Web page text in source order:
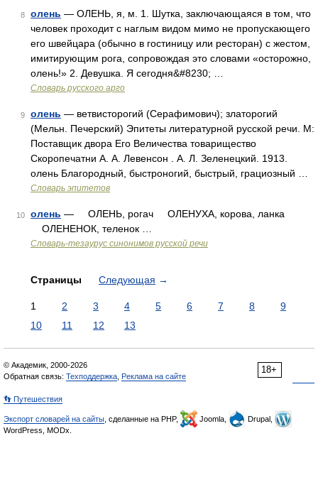
8 олень — ОЛЕНЬ, я, м. 1. Шутка, заключающаяся в том, что
человек проходит с наглым видом мимо не пропускающего
его швейцара (обычно в гостиницу или ресторан) с жестом,
имитирующим рога, сопровождая это словами «осторожно,
олень!» 2. Девушка. Я сегодня&#8230; …
Словарь русского арго
9 олень — ветвисторогий (Серафимович); златорогий
(Мельн. Печерский) Эпитеты литературной русской речи. М:
Поставщик двора Его Величества товарищество
Скоропечатни А. А. Левенсон . А. Л. Зеленецкий. 1913.
олень Благородный, быстроногий, быстрый, грациозный …
Словарь эпитетов
10 олень — ОЛЕНЬ, рогач ОЛЕНУХА, корова, ланка
ОЛЕНЕНОК, теленок …
Словарь-тезаурус синонимов русской речи
Страницы Следующая →
1 2 3 4 5 6 7 8
9
10
11 12 13
18+
© Академик, 2000-2026
Обратная связь: Техподдержка Реклама на сайте
👣 Путешествия
Экспорт словарей на сайты , сделанные на PHP, Joomla,
Drupal,
WordPress, MODx.